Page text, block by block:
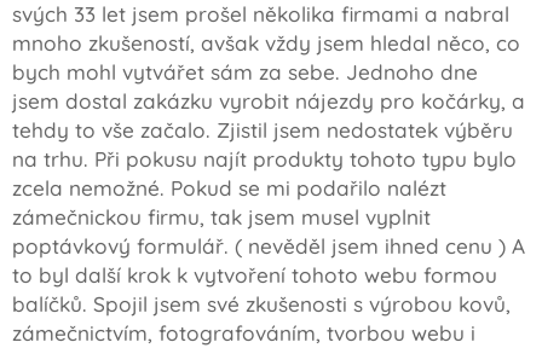
svých 33 let jsem prošel několika firmami a nabral
mnoho zkušeností, avšak vždy jsem hledal něco, co
bych mohl vytvářet sám za sebe. Jednoho dne
jsem dostal zakázku vyrobit nájezdy pro kočárky, a
tehdy to vše začalo. Zjistil jsem nedostatek výběru
na trhu. Při pokusu najít produkty tohoto typu bylo
zcela nemožné. Pokud se mi podařilo nalézt
zámečnickou firmu, tak jsem musel vyplnit
poptávkový formulář. ( nevěděl jsem ihned cenu ) A
to byl další krok k vytvoření tohoto webu formou
balíčků. Spojil jsem své zkušenosti s výrobou kovů,
zámečnictvím, fotografováním, tvorbou webu i